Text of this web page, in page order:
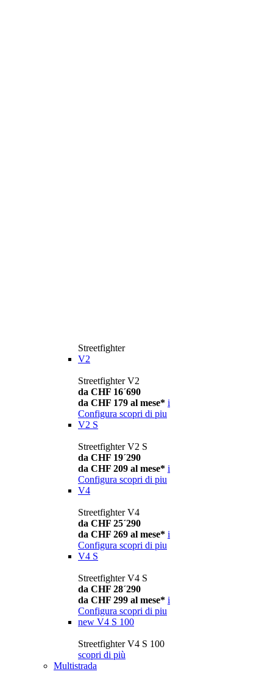
Streetfighter
V2
Streetfighter V2
da CHF 16´690
da CHF 179 al mese* i
Configura scopri di piu
V2 S
Streetfighter V2 S
da CHF 19´290
da CHF 209 al mese* i
Configura scopri di piu
V4
Streetfighter V4
da CHF 25´290
da CHF 269 al mese* i
Configura scopri di piu
V4 S
Streetfighter V4 S
da CHF 28´290
da CHF 299 al mese* i
Configura scopri di piu
new V4 S 100
Streetfighter V4 S 100
scopri di più
Multistrada